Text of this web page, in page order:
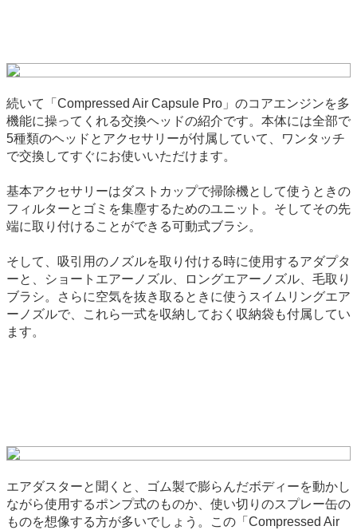
続いて「Compressed Air Capsule Pro」のコアエンジンを多
機能に操ってくれる交換ヘッドの紹介です。本体には全部で
5種類のヘッドとアクセサリーが付属していて、ワンタッチ
で交換してすぐにお使いいただけます。
基本アクセサリーはダストカップで掃除機として使うときの
フィルターとゴミを集塵するためのユニット。そしてその先
端に取り付けることができる可動式ブラシ。
そして、吸引用のノズルを取り付ける時に使用するアダプタ
ーと、ショートエアーノズル、ロングエアーノズル、毛取り
ブラシ。さらに空気を抜き取るときに使うスイムリングエア
ーノズルで、これら一式を収納しておく収納袋も付属してい
ます。
エアダスターと聞くと、ゴム製で膨らんだボディーを動かし
ながら使用するポンプ式のものか、使い切りのスプレー缶の
ものを想像する方が多いでしょう。この「Compressed Air